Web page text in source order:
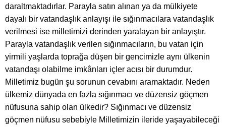
daraltmaktadırlar. Parayla satın alınan ya da mülkiyete
dayalı bir vatandaşlık anlayışı ile sığınmacılara vatandaşlık
verilmesi ise milletimizi derinden yaralayan bir anlayıştır.
Parayla vatandaşlık verilen sığınmacıların, bu vatan için
yirmili yaşlarda toprağa düşen bir gencimizle aynı ülkenin
vatandaşı olabilme imkânları içler acısı bir durumdur.
Milletimiz bugün şu sorunun cevabını aramaktadır. Neden
ülkemiz dünyada en fazla sığınmacı ve düzensiz göçmen
nüfusuna sahip olan ülkedir? Sığınmacı ve düzensiz
göçmen nüfusu sebebiyle Milletimizin ileride yaşayabileceği